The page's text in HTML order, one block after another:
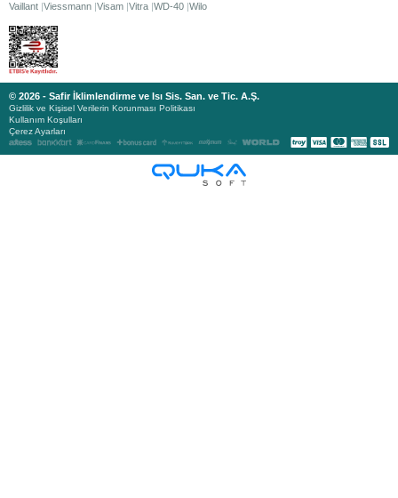
Vaillant Viessmann Visam Vitra WD-40 Wilo
© 2026 - Safir İklimlendirme ve Isı Sis. San. ve Tic. A.Ş.
Gizlilik ve Kişisel Verilerin Korunması Politikası
Kullanım Koşulları
Çerez Ayarları